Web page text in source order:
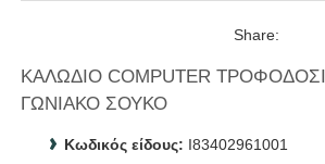
Share:
ΚΑΛΩΔΙΟ COMPUTER
ΓΩΝΙΑΚΟ ΣΟΥΚΟ
Κωδικός είδους: I83402961001